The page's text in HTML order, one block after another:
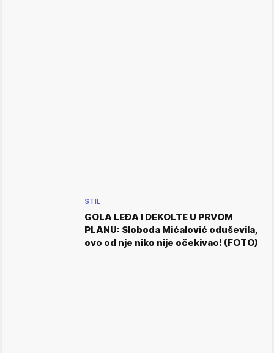
STIL
GOLA LEĐA I DEKOLTE U PRVOM
PLANU: Sloboda Mićalović oduševila,
ovo od nje niko nije očekivao! (FOTO)